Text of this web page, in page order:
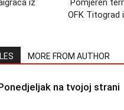
iz
Pomjeren
OFK Titograd
MORE FROM AUTHOR
na tvojoj strani